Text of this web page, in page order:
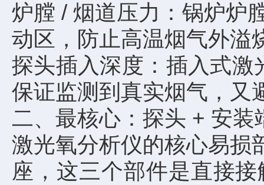
炉膛 / 烟道压力：锅炉炉
动区，防止高温烟气外溢
探头插入深度：插入式
保证监测到真实烟气，又
二、最核心：探头 + 安装
激光氧分析仪的核心易损
座，这三个部件是直接